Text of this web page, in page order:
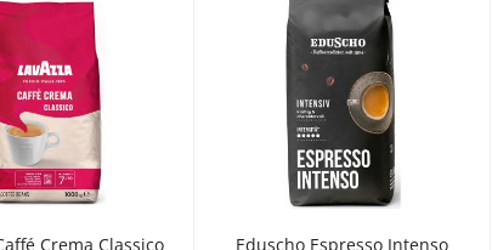
Crema Classico
Eduscho Espresso Intenso